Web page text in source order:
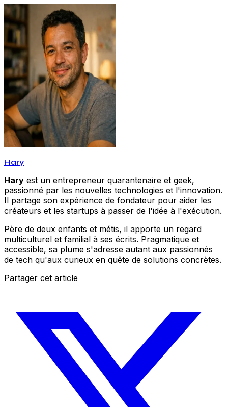
Hary
Hary est un entrepreneur quarantenaire et geek,
passionné par les nouvelles technologies et l'innovation.
Il partage son expérience de fondateur pour aider les
créateurs et les startups à passer de l'idée à l'exécution.
Père de deux enfants et métis, il apporte un regard
multiculturel et familial à ses écrits. Pragmatique et
accessible, sa plume s'adresse autant aux passionnés
de tech qu'aux curieux en quête de solutions concrètes.
Partager cet article